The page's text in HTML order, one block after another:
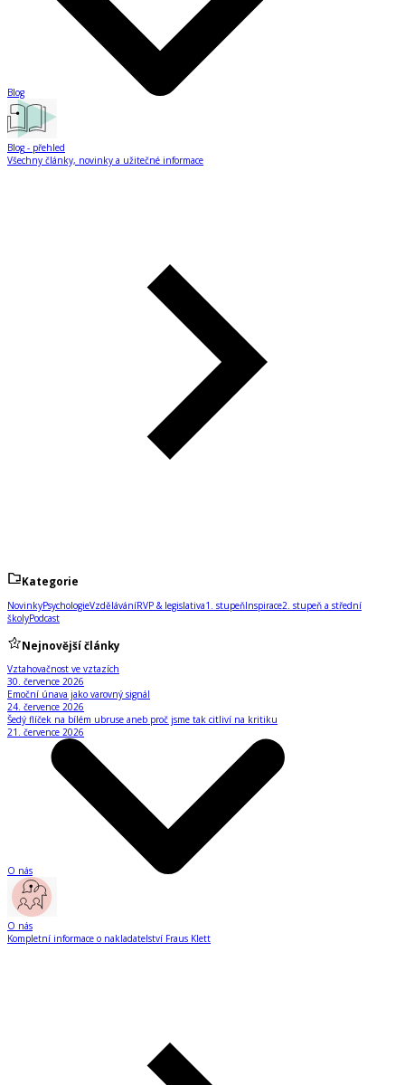
Blog
Blog - přehled
Všechny články, novinky a užitečné informace
Kategorie
NovinkyPsychologieVzděláváníRVP & legislativa1. stupeňInspirace2. stupeň a střední
školyPodcast
Nejnovější články
Vztahovačnost ve vztazích
30. července 2026
Emoční únava jako varovný signál
24. července 2026
Šedý flíček na bílém ubruse aneb proč jsme tak citliví na kritiku
21. července 2026
O nás
O nás
Kompletní informace o nakladatelství Fraus Klett